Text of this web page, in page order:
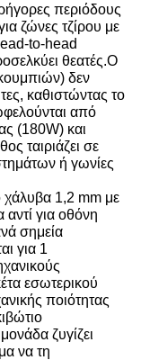
περιόδους
ζώνες τζίρου με
to-head
θεατές.Ο
δεν
καθιστώντας το
από
(180W) και
ταιριάζει σε
ή γωνίες
χάλυβα 1,2 mm με
αντί για οθόνη
σημεία
για 1
εσωτερικού
ποιότητας
ζυγίζει
να τη